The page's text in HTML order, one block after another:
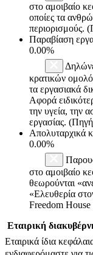
στο αμοιβαίο
οποίες τα
περιορισμούς.
Παραβίαση
0.00%
κρατικών
τα εργασιακά
Αφορά
την υγεία, την
εργασίας.
Απολυταρχικά
0.00%
στο αμοιβαίο
θεωρούνται
«Ελευθερία
Freedom
Εταιρική
Εταιρικά ίδια